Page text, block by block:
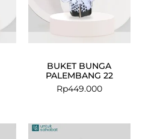
BUKET BUNGA
PALEMBANG 22
Rp449.000